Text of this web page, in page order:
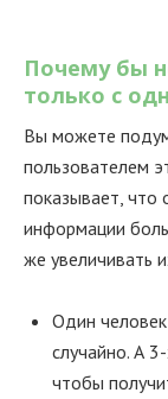
Почему бы
только с
Вы можете
пользователем
показывает, что
информации
же увеличивать
Один
случайно. А
чтобы